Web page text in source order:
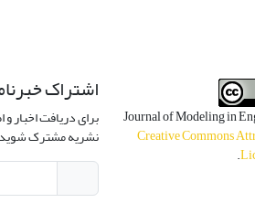
Journal of Modeling in
Creative Commons
.
اشتراک
برای دریافت اخبار
نشریه مشترک